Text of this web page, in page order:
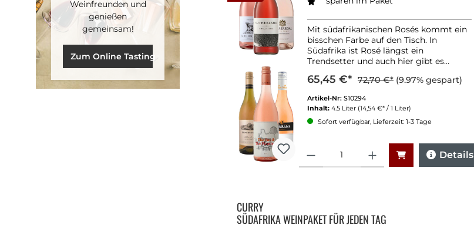
Weinfreunden und
genießen
gemeinsam!
Zum Online Tasting
Mit südafrikanischen Rosés kommt ein
bisschen Farbe auf den Tisch. In
Südafrika ist Rosé längst ein
Trendsetter und auch hier gibt es
beinhaltetet sechs Rosés aus
unterschiedlichen Regionen.
65,45 €* 72,70 €* (9.97% gespart)
Artikel-Nr: S10294
Inhalt: 4.5 Liter (14,54 €* / 1 Liter)
Sofort verfügbar, Lieferzeit: 1-3 Tage
Details
CURRY
SÜDAFRIKA WEINPAKET FÜR JEDEN TAG